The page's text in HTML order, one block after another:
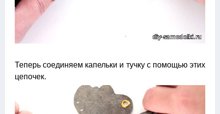
Теперь соединяем капельки и тучку с помощью этих
цепочек.